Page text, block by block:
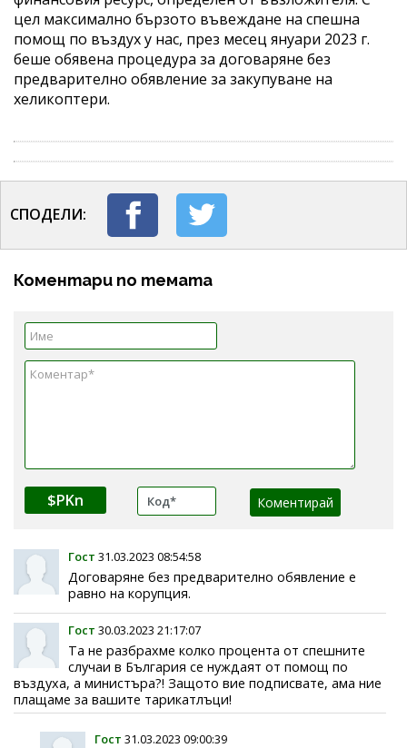
цел максимално бързото въвеждане на спешна
помощ по въздух у нас, през месец януари 2023 г.
беше обявена процедура за договаряне без
предварително обявление за закупуване на
хеликоптери.
СПОДЕЛИ:
Коментари по темата
$PKn
Гост 31.03.2023 08:54:58
Договаряне без предварително обявление е
равно на корупция.
Гост 30.03.2023 21:17:07
Та не разбрахме колко процента от спешните
случаи в България се нуждаят от помощ по
въздуха, а министъра?! Защото вие подписвате, ама ние
плащаме за вашите тарикатлъци!
Гост 31.03.2023 09:00:39